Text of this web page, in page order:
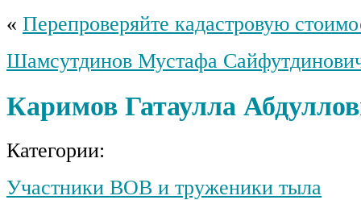
« Перепроверяйте кадастровую
Шамсутдинов Мустафа
Каримов Гатаулла
Категории:
Участники ВОВ и труженики тыла